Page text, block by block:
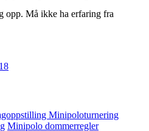
opp. Må ikke ha erfaring fra
Minipoloturnering
Minipolo dommerregler